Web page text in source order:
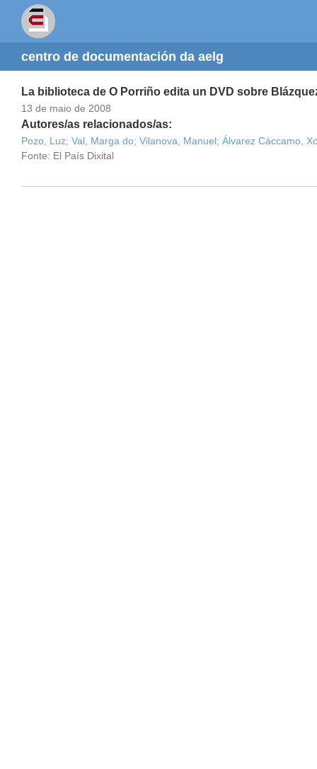
centro de documentación da aelg
La biblioteca de O Porriño edita un DVD sobre
13 de maio de 2008
Autores/as relacionados/as:
Pozo, Luz; Val, Marga do; Vilanova, Manuel; Álvarez Cáccamo,
Fonte: El País Dixital